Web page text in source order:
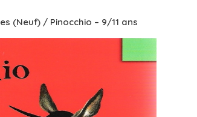
(Neuf) / Pinocchio – 9/11 ans